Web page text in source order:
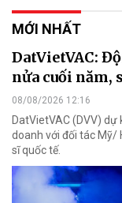
MỚI NHẤT
DatVietVAC:
nửa cuối năm,
08/08/2026 12:16
DatVietVAC (DVV)
doanh với đối tác Mỹ/
sĩ quốc tế.